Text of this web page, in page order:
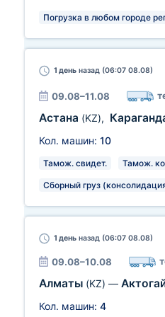
Погрузка в любом городе
1 день назад (06:07 08.08)
09.08–11.08
Астана (KZ),
Кол. машин: 10
Тамож. свидет. Тамож.
Сборный груз
1 день назад (06:07 08.08)
09.08–10.08
Алматы (KZ) —
Кол. машин: 4